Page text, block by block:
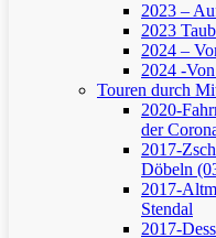
2023 –
2023
2024 –
2024 -
Touren durch
2020-
der
2017-
Döbeln
2017-
Stendal
2017-